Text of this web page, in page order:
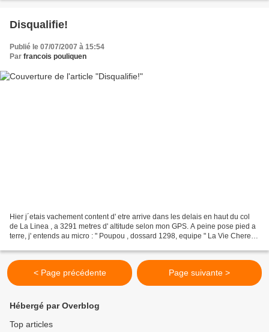
Disqualifie!
Publié le 07/07/2007 à 15:54
Par francois pouliquen
Hier j´etais vachement content d' etre arrive dans les delais en haut du col
de La Linea , a 3291 metres d' altitude selon mon GPS. A peine pose pied a
terre, j' entends au micro : " Poupou , dossard 1298, equipe " La Vie Chere"
< Page précédente Page suivante >
Hébergé par Overblog
Top articles